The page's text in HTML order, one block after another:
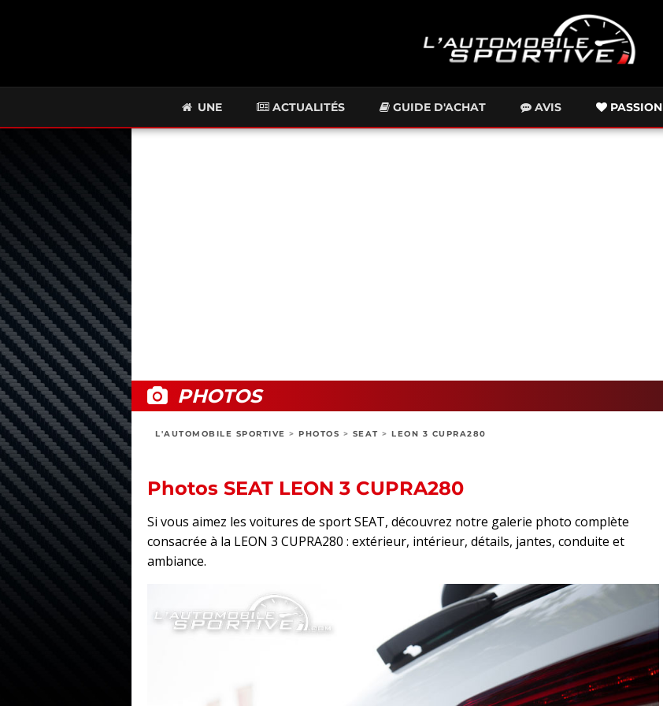
UNE ACTUALITÉS GUIDE D'ACHAT AVIS PASSION
PHOTOS
L'AUTOMOBILE SPORTIVE > PHOTOS > SEAT > LEON 3 CUPRA280
Photos SEAT LEON 3 CUPRA280
Si vous aimez les voitures de sport SEAT, découvrez notre galerie photo complète
consacrée à la LEON 3 CUPRA280 : extérieur, intérieur, détails, jantes, conduite et
ambiance.